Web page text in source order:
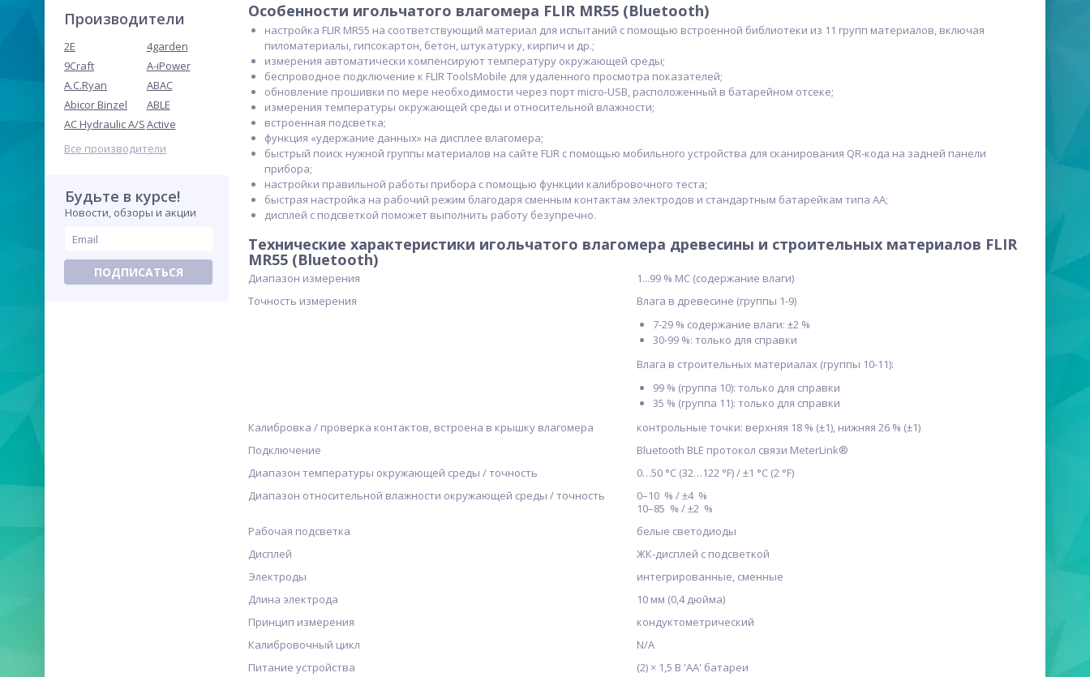
Производители
2E
4garden
9Craft
A-iPower
A.C.Ryan
ABAC
Abicor Binzel
ABLE
AC Hydraulic A/SActive
Все производители
Будьте в курсе!
Новости, обзоры и акции
ПОДПИСАТЬСЯ
Особенности игольчатого влагомера FLIR MR55 (Bluetooth)
настройка FLIR MR55 на соответствующий материал для испытаний с помощью встроенной библиотеки из 11 групп материалов, включая
пиломатериалы, гипсокартон, бетон, штукатурку, кирпич и др.;
измерения автоматически компенсируют температуру окружающей среды;
беспроводное подключение к FLIR ToolsMobile для удаленного просмотра показателей;
обновление прошивки по мере необходимости через порт micro-USB, расположенный в батарейном отсеке;
измерения температуры окружающей среды и относительной влажности;
встроенная подсветка;
функция «удержание данных» на дисплее влагомера;
быстрый поиск нужной группы материалов на сайте FLIR с помощью мобильного устройства для сканирования QR-кода на задней панели
прибора;
настройки правильной работы прибора с помощью функции калибровочного теста;
быстрая настройка на рабочий режим благодаря сменным контактам электродов и стандартным батарейкам типа АА;
дисплей с подсветкой поможет выполнить работу безупречно.
Технические характеристики игольчатого влагомера древесины и строительных материалов FLIR
MR55 (Bluetooth)
Диапазон измерения
1...99 % MC (содержание влаги)
Точность измерения
Влага в древесине (группы 1-9)
7-29 % содержание влаги: ±2 %
30-99 %: только для справки
Влага в строительных материалах (группы 10-11):
99 % (группа 10): только для справки
35 % (группа 11): только для справки
Калибровка / проверка контактов, встроена в крышку влагомера
контрольные точки: верхняя 18 % (±1), нижняя 26 % (±1)
Подключение
Bluetooth BLE протокол связи MeterLink®
Диапазон температуры окружающей среды / точность
0…50 °C (32…122 °F) / ±1 °C (2 °F)
Диапазон относительной влажности окружающей среды / точность
0–10 % / ±4 %
10–85 % / ±2 %
Рабочая подсветка
белые светодиоды
Дисплей
ЖК-дисплей с подсветкой
Электроды
интегрированные, сменные
Длина электрода
10 мм (0,4 дюйма)
Принцип измерения
кондуктометрический
Калибровочный цикл
N/A
Питание устройства
(2) × 1,5 В 'AA' батареи